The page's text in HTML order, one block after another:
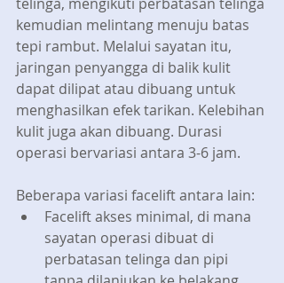
kemudian melintang menuju batas
tepi rambut. Melalui sayatan itu,
jaringan penyangga di balik kulit
dapat dilipat atau dibuang untuk
menghasilkan efek tarikan. Kelebihan
kulit juga akan dibuang. Durasi
operasi bervariasi antara 3-6 jam.
Beberapa variasi facelift antara lain:
Facelift akses minimal, di mana
sayatan operasi dibuat di
perbatasan telinga dan pipi